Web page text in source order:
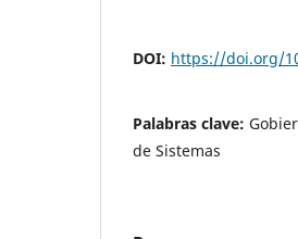
DOI: https://doi.org/
Palabras clave:
de Sistemas